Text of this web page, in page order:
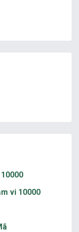
vi 10000